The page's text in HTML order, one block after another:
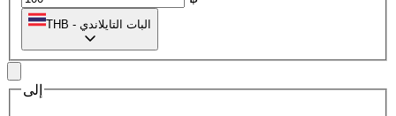
THB - البات التايلاندي
إلى